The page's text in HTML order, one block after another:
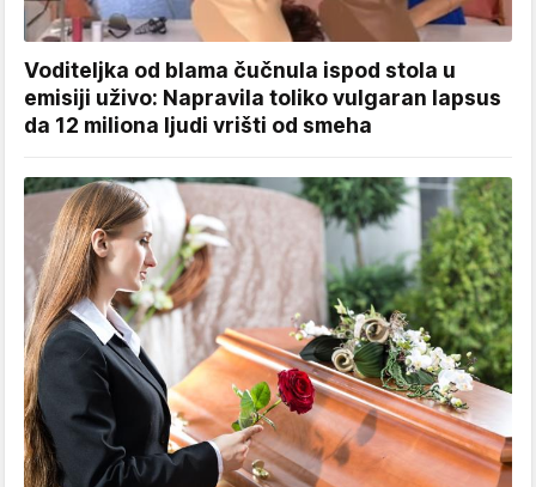
Voditeljka od blama čučnula ispod stola u
emisiji uživo: Napravila toliko vulgaran lapsus
da 12 miliona ljudi vrišti od smeha